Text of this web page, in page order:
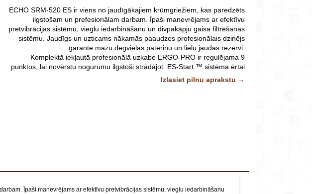
tālr.*
E-pasts*
Izvēlieties tuvāko
veikalu*
ECHO SRM-520 ES ir viens no jaudīgākajiem krūmgriežiem, kas paredzēts
ilgstošam un prefesionālam darbam. Īpaši manevrējams ar efektīvu
pretvibrācijas sistēmu, vieglu iedarbināšanu un divpakāpju gaisa filtrēšanas
sistēmu. Jaudīgs un uzticams nākamās paaudzes profesionālais dzinējs
garantē mazu degvielas patēriņu un lielu jaudas rezervi.
Komplektā iekļautā profesionālā uzkabe ERGO-PRO ir regulējama 9
punktos, lai novērstu nogurumu ilgstoši strādājot. ES-Start ™ sistēma ērtai
un vieglai iedarbināšanai. Daudzpunktu pretvibrācijas sistēma.
Duālā gaisa filtrēšanas sistēma
Ieteicamais maksimālais motora ātrums 10400 apgr/min.
Degvielas/eļļas atiecība 1:50.
Izlasiet pilnu aprakstu →
Īpaši manevrējams ar efektīvu pretvibrācijas sistēmu, vieglu iedarbināšanu